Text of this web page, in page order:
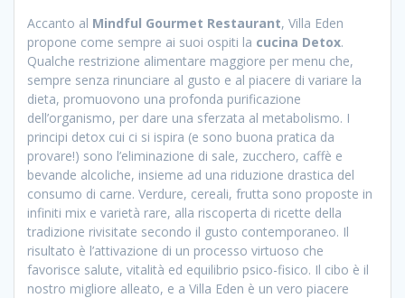
Accanto al Mindful Gourmet Restaurant, Villa Eden
propone come sempre ai suoi ospiti la cucina Detox.
Qualche restrizione alimentare maggiore per menu che,
sempre senza rinunciare al gusto e al piacere di variare la
dieta, promuovono una profonda purificazione
dell’organismo, per dare una sferzata al metabolismo. I
principi detox cui ci si ispira (e sono buona pratica da
provare!) sono l’eliminazione di sale, zucchero, caffè e
bevande alcoliche, insieme ad una riduzione drastica del
consumo di carne. Verdure, cereali, frutta sono proposte in
infiniti mix e varietà rare, alla riscoperta di ricette della
tradizione rivisitate secondo il gusto contemporaneo. Il
risultato è l’attivazione di un processo virtuoso che
favorisce salute, vitalità ed equilibrio psico-fisico. Il cibo è il
nostro migliore alleato, e a Villa Eden è un vero piacere